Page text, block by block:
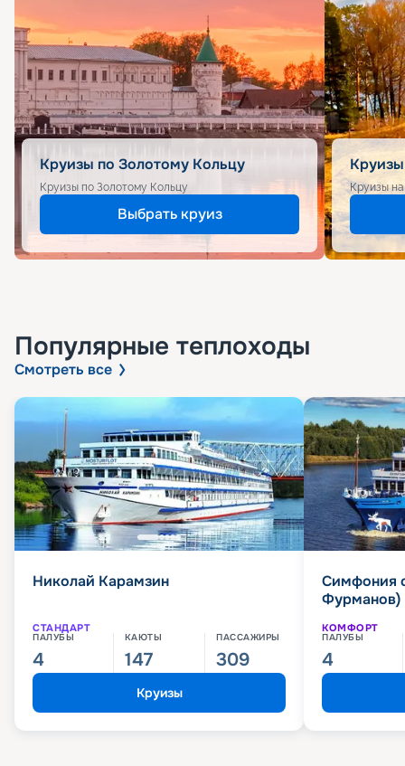
Круизы по Золотому Кольцу
Круизы по Золотому Кольцу
Выбрать круиз
Круизы
Популярные теплоходы
Смотреть все
Николай Карамзин
СТАНДАРТ
ПАЛУБЫ
4
КАЮТЫ
147
ПАССАЖИРЫ
309
Круизы
Симфония
Фурманов)
КОМФОРТ
ПАЛУБЫ
4